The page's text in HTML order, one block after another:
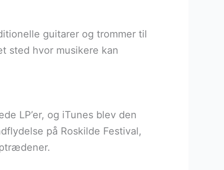
guitarer og trommer til
sted hvor musikere kan
LP’er, og iTunes blev den
på Roskilde Festival,